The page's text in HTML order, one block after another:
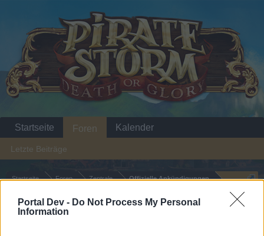
Portal Dev - Do Not Process My Personal
Information
Startseite Foren Zentrale Offizielle Ankündigungen
Ankündigung Feiertag bedeutet
Piratentag
Startseite Foren
Letzte Beiträge
Kalender